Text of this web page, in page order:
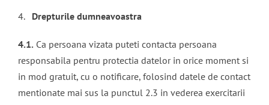
4. Drepturile dumneavoastra
4.1. Ca persoana vizata puteti contacta persoana
responsabila pentru protectia datelor in orice moment si
in mod gratuit, cu o notificare, folosind datele de contact
mentionate mai sus la punctul 2.3 in vederea exercitarii